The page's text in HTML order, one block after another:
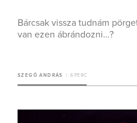
Bárcsak vissza tudnám
van ezen ábrándozni…?
SZEGŐ ANDRÁS 6 PERC